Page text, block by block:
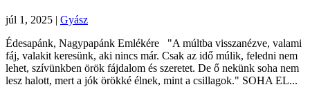
júl 1, 2025 | Gyász
Édesapánk, Nagypapánk Emlékére "A múltba visszanézve, valami
fáj, valakit keresünk, aki nincs már. Csak az idő múlik, feledni nem
lehet, szívünkben örök fájdalom és szeretet. De ő nekünk soha nem
lesz halott, mert a jók örökké élnek, mint a csillagok." SOHA EL...